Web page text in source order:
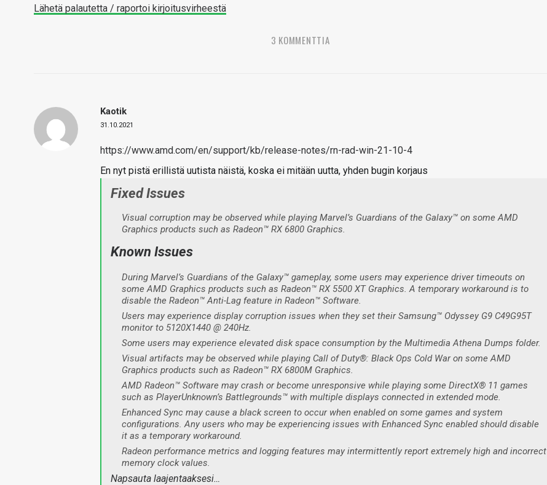
Lähetä palautetta / raportoi kirjoitusvirheestä
3 KOMMENTTIA
Kaotik
31.10.2021
https://www.amd.com/en/support/kb/release-notes/rn-rad-win-21-10-4
En nyt pistä erillistä uutista näistä, koska ei mitään uutta, yhden bugin korjaus
Fixed Issues
Visual corruption may be observed while playing Marvel’s Guardians of the Galaxy™ on some AMD
Graphics products such as Radeon™ RX 6800 Graphics.
Known Issues
During Marvel’s Guardians of the Galaxy™ gameplay, some users may experience driver timeouts on
some AMD Graphics products such as Radeon™ RX 5500 XT Graphics. A temporary workaround is to
disable the Radeon™ Anti-Lag feature in Radeon™ Software.
Users may experience display corruption issues when they set their Samsung™ Odyssey G9 C49G95T
monitor to 5120X1440 @ 240Hz.
Some users may experience elevated disk space consumption by the Multimedia Athena Dumps folder.
Visual artifacts may be observed while playing Call of Duty®: Black Ops Cold War on some AMD
Graphics products such as Radeon™ RX 6800M Graphics.
AMD Radeon™ Software may crash or become unresponsive while playing some DirectX® 11 games
such as PlayerUnknown’s Battlegrounds™ with multiple displays connected in extended mode.
Enhanced Sync may cause a black screen to occur when enabled on some games and system
configurations. Any users who may be experiencing issues with Enhanced Sync enabled should disable
it as a temporary workaround.
Radeon performance metrics and logging features may intermittently report extremely high and incorrect
memory clock values.
Napsauta laajentaaksesi…